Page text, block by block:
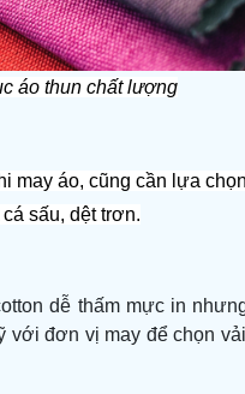
áo thun chất lượng
may áo, cũng cần lựa
sấu, dệt trơn.
dễ thấm mực in
với đơn vị may để chọn